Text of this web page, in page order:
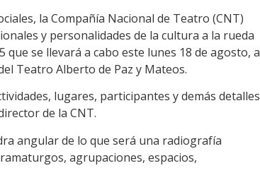
la Compañía Nacional de Teatro (CNT)
y personalidades de la cultura a la rueda
se llevará a cabo este lunes 18 de agosto, a
Teatro Alberto de Paz y Mateos.
lugares, participantes y demás detalles
de la CNT.
angular de lo que será una radiografía
agrupaciones, espacios,